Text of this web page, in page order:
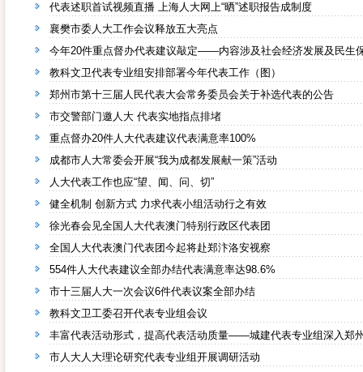
代表述职首试视频直播 上海人大网上“晒”述职报告成制度
襄樊市委人大工作会议释放五大亮点
今年20件重点督办代表建议敲定——内容涉及社会经济发展及民生
教科文卫代表专业组安排部署今年代表工作（图）
郑州市第十三届人民代表大会常务委员会关于补选代表的公告
市交警部门邀人大 代表实地指点排堵
重点督办20件人大代表建议代表满意率100%
成都市人大常委会开展“我为成都发展献一策”活动
人大代表工作也应“望、闻、问、切”
健全机制 创新方式 力求代表小组活动行之有效
徐光春会见全国人大代表澳门特别行政区代表团
全国人大代表澳门代表团今起将赴郑汴洛安视察
554件人大代表建议全部办结代表满意率达98.6%
市十三届人大一次会议6件代表议案全部办结
教科文卫工委召开代表专业组会议
丰富代表活动形式，提高代表活动质量——城建代表专业组深入郑
市人大人大理论研究代表专业组开展调研活动